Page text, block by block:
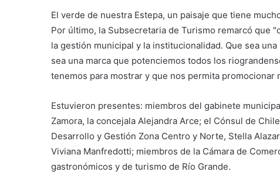
El verde de nuestra Estepa, un paisaje que tiene
Por último, la Subsecretaria de Turismo remarcó que
la gestión municipal y la institucionalidad. Que sea
sea una marca que potenciemos todos los
tenemos para mostrar y que nos permita
Estuvieron presentes: miembros del gabinete
Zamora, la concejala Alejandra Arce; el Cónsul de
Desarrollo y Gestión Zona Centro y Norte, Stella
Viviana Manfredotti; miembros de la Cámara de
gastronómicos y de turismo de Río Grande.